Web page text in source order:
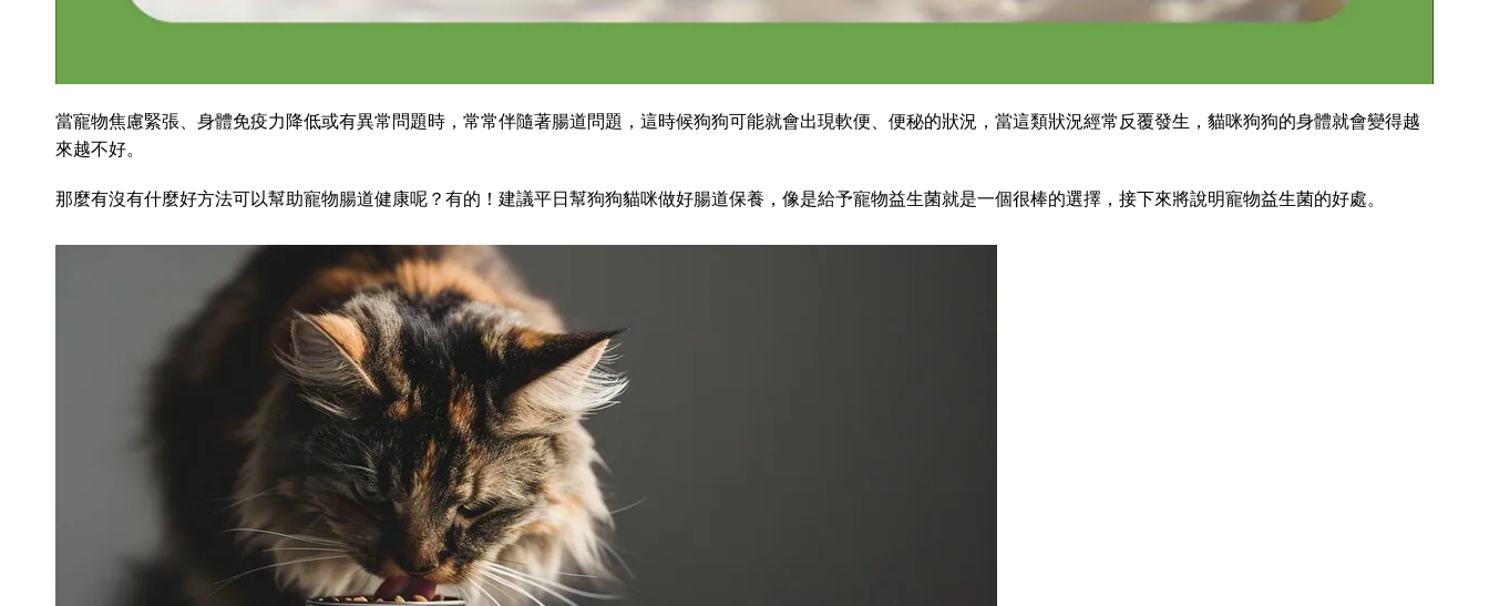
當寵物焦慮緊張、身體免疫力降低或有異常問題時，常常伴隨著腸道問題，這時候狗狗可能就會出現軟便、便秘的狀況，當這類狀況經常反覆發生，貓咪狗狗的身體就會變得越
來越不好。
那麼有沒有什麼好方法可以幫助寵物腸道健康呢？有的！建議平日幫狗狗貓咪做好腸道保養，像是給予寵物益生菌就是一個很棒的選擇，接下來將說明寵物益生菌的好處。